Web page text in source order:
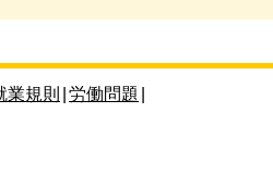
業規則 労働問題